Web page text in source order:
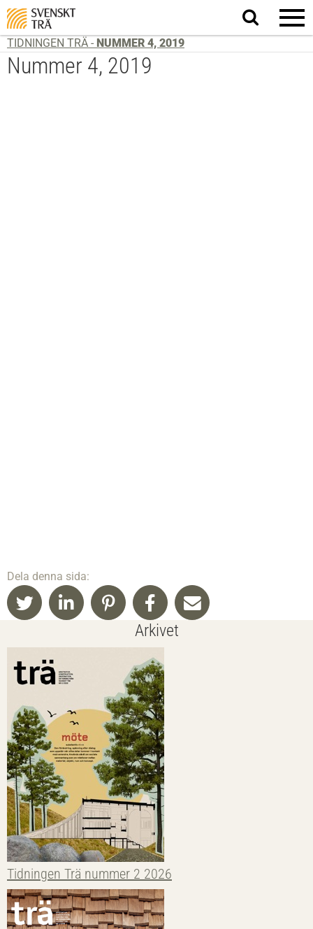
Sök
på
TIDNINGEN TRÄ - NUMMER 4, 2019
Nummer 4, 2019
Dela denna sida:
Arkivet
Tidningen Trä nummer 2 2026